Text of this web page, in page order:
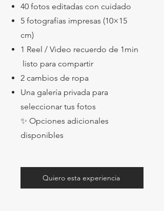
40 fotos editadas con cuidado
5 fotografías impresas (10×15
cm)
1 Reel / Video recuerdo de 1min
listo para compartir
2 cambios de ropa
Una galería privada para
seleccionar tus fotos
✨ Opciones adicionales
disponibles
Quiero esta experiencia